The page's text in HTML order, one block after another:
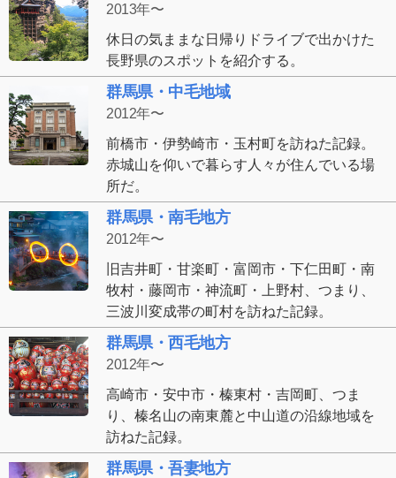
2013年〜
休日の気ままな日帰りドライブで出かけた
長野県のスポットを紹介する。
群馬県・中毛地域
2012年〜
前橋市・伊勢崎市・玉村町を訪ねた記録。
赤城山を仰いで暮らす人々が住んでいる場
所だ。
群馬県・南毛地方
2012年〜
旧吉井町・甘楽町・富岡市・下仁田町・南
牧村・藤岡市・神流町・上野村、つまり、
三波川変成帯の町村を訪ねた記録。
群馬県・西毛地方
2012年〜
高崎市・安中市・榛東村・吉岡町、つま
り、榛名山の南東麓と中山道の沿線地域を
訪ねた記録。
群馬県・吾妻地方